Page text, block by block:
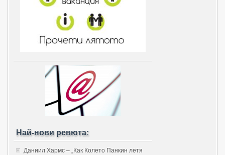
Най-нови ревюта:
Даниил Хармс – „Как Колето Панкин летя